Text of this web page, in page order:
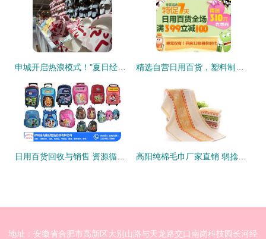
地址：安徽省合肥市高新区大别山路与天龙路交口南岗科技园长河经